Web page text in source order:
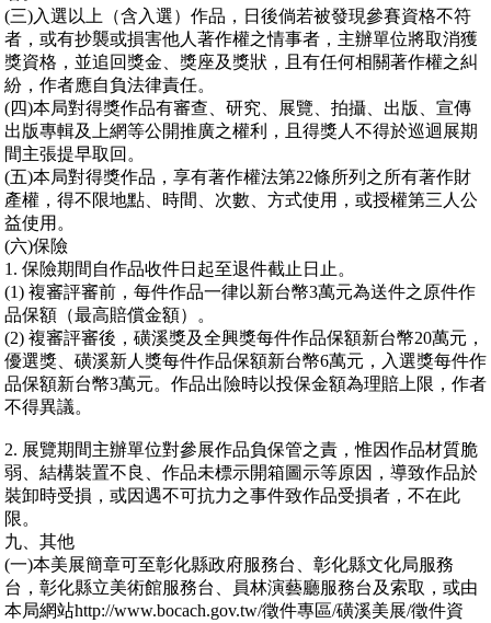
(三)入選以上（含入選）作品，日後倘若被發現參賽資格不符
者，或有抄襲或損害他人著作權之情事者，主辦單位將取消獲
獎資格，並追回獎金、獎座及獎狀，且有任何相關著作權之糾
紛，作者應自負法律責任。
(四)本局對得獎作品有審查、研究、展覽、拍攝、出版、宣傳
出版專輯及上網等公開推廣之權利，且得獎人不得於巡迴展期
間主張提早取回。
(五)本局對得獎作品，享有著作權法第22條所列之所有著作財
產權，得不限地點、時間、次數、方式使用，或授權第三人公
益使用。
(六)保險
1. 保險期間自作品收件日起至退件截止日止。
(1) 複審評審前，每件作品一律以新台幣3萬元為送件之原件作
品保額（最高賠償金額）。
(2) 複審評審後，磺溪獎及全興獎每件作品保額新台幣20萬元，
優選獎、磺溪新人獎每件作品保額新台幣6萬元，入選獎每件作
品保額新台幣3萬元。作品出險時以投保金額為理賠上限，作者
不得異議。
2. 展覽期間主辦單位對參展作品負保管之責，惟因作品材質脆
弱、結構裝置不良、作品未標示開箱圖示等原因，導致作品於
裝卸時受損，或因遇不可抗力之事件致作品受損者，不在此
限。
九、其他
(一)本美展簡章可至彰化縣政府服務台、彰化縣文化局服務
台，彰化縣立美術館服務台、員林演藝廳服務台及索取，或由
本局網站http://www.bocach.gov.tw/徵件專區/磺溪美展/徵件資